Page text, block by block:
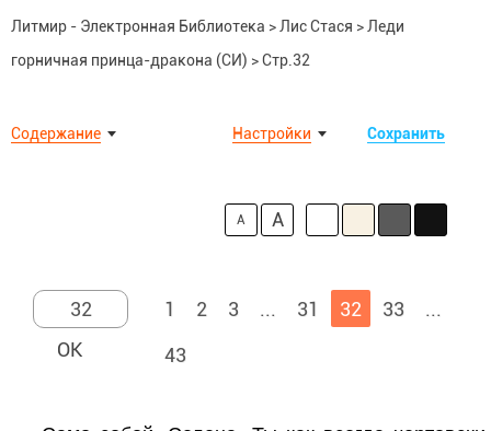
Литмир - Электронная Библиотека > Лис Стася > Леди
горничная принца-дракона (СИ) >Стр.32
Содержание Сохранить
Настройки
A A
1 2 3 ... 31 32 33
...
43